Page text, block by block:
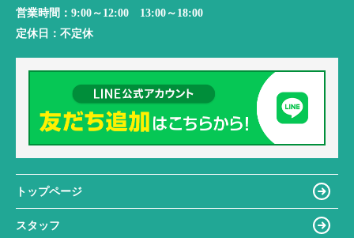
営業時間： 9:00～12:00 13:00～18:00
定休日： 不定休
トップページ
スタッフ